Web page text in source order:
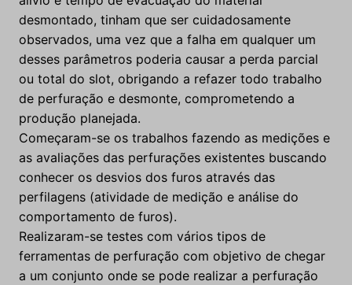
desmontado, tinham que ser cuidadosamente
observados, uma vez que a falha em qualquer um
desses parâmetros poderia causar a perda parcial
ou total do slot, obrigando a refazer todo trabalho
de perfuração e desmonte, comprometendo a
produção planejada.
Começaram-se os trabalhos fazendo as medições e
as avaliações das perfurações existentes buscando
conhecer os desvios dos furos através das
perfilagens (atividade de medição e análise do
comportamento de furos).
Realizaram-se testes com vários tipos de
ferramentas de perfuração com objetivo de chegar
a um conjunto onde se pode realizar a perfuração